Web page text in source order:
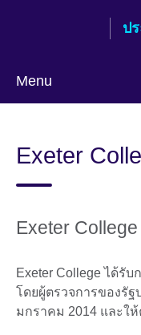
ป
Menu
Exeter
Exeter College
Exeter College ได้รับ
โดยผู้ตรวจการของรัฐ
มกราคม 2014 และใ